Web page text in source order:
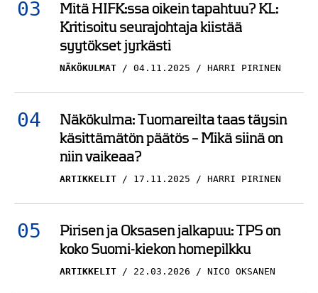
Kommentti: Petteri
Rimpinen on Kiekko-
Espoon kruununjalokivi
KIEKKO-ESPOO
23.11.2025
Haastattelu: Jyrki
yhdestä pelipaikasta –
”Aina sitä toivoisi”
KIEKKO-ESPOO
21.09.2025
NICO OKSANEN
Mitä HIFK:ssa oikein tapahtuu? KL:
Kritisoitu seurajohtaja kiistää
syytökset jyrkästi
NÄKÖKULMAT 04.11.2025 HARRI PIRINEN
Näkökulma: Tuomareilta taas täysin
käsittämätön päätös – Mikä siinä on
niin vaikeaa?
ARTIKKELIT 17.11.2025 HARRI PIRINEN
Pirisen ja Oksasen jalkapuu: TPS on
koko Suomi-kiekon homepilkku
ARTIKKELIT 22.03.2026 NICO OKSANEN